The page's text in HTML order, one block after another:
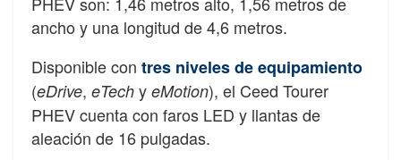
ancho y una longitud de 4,6 metros.
Disponible con tres niveles de equipamiento
(eDrive, eTech y eMotion), el Ceed Tourer
PHEV cuenta con faros LED y llantas de
aleación de 16 pulgadas.